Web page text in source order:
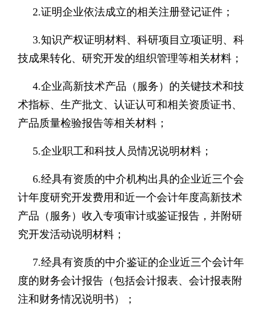
2.证明企业依法成立的相关注册登记证件；
3.知识产权证明材料、科研项目立项证明、科
技成果转化、研究开发的组织管理等相关材料；
4.企业高新技术产品（服务）的关键技术和技
术指标、生产批文、认证认可和相关资质证书、
产品质量检验报告等相关材料；
5.企业职工和科技人员情况说明材料；
6.经具有资质的中介机构出具的企业近三个会
计年度研究开发费用和近一个会计年度高新技术
产品（服务）收入专项审计或鉴证报告，并附研
究开发活动说明材料；
7.经具有资质的中介鉴证的企业近三个会计年
度的财务会计报告（包括会计报表、会计报表附
注和财务情况说明书）；